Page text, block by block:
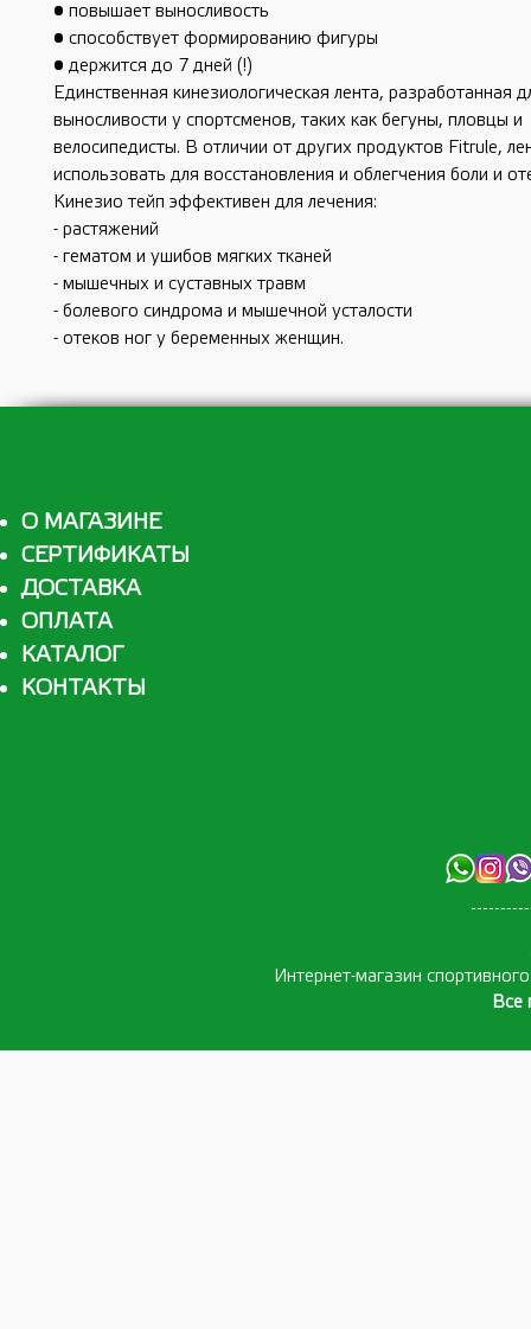
• повышает выносливость
• способствует формированию фигуры
• держится до 7 дней (!)
Единственная кинезиологическая лента, разработанная
выносливости у спортсменов, таких как бегуны, пловцы и
велосипедисты. В отличии от других продуктов Fitrule,
использовать для восстановления и облегчения боли и
Кинезио тейп эффективен для лечения:
- растяжений
- гематом и ушибов мягких тканей
- мышечных и суставных травм
- болевого синдрома и мышечной усталости
- отеков ног у беременных женщин.
О МАГАЗИНЕ
СЕРТИФИКАТЫ
ДОСТАВКА
ОПЛАТА
КАТАЛОГ
КОНТАКТЫ
Интернет-магазин
Все